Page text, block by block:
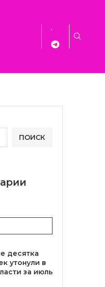
ПОИСК
десятка
утонули в
за июль